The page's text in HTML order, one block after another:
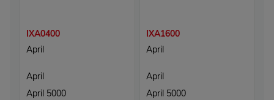
IXA0400
April
April
April 5000
IXA1600
April
April
April 5000